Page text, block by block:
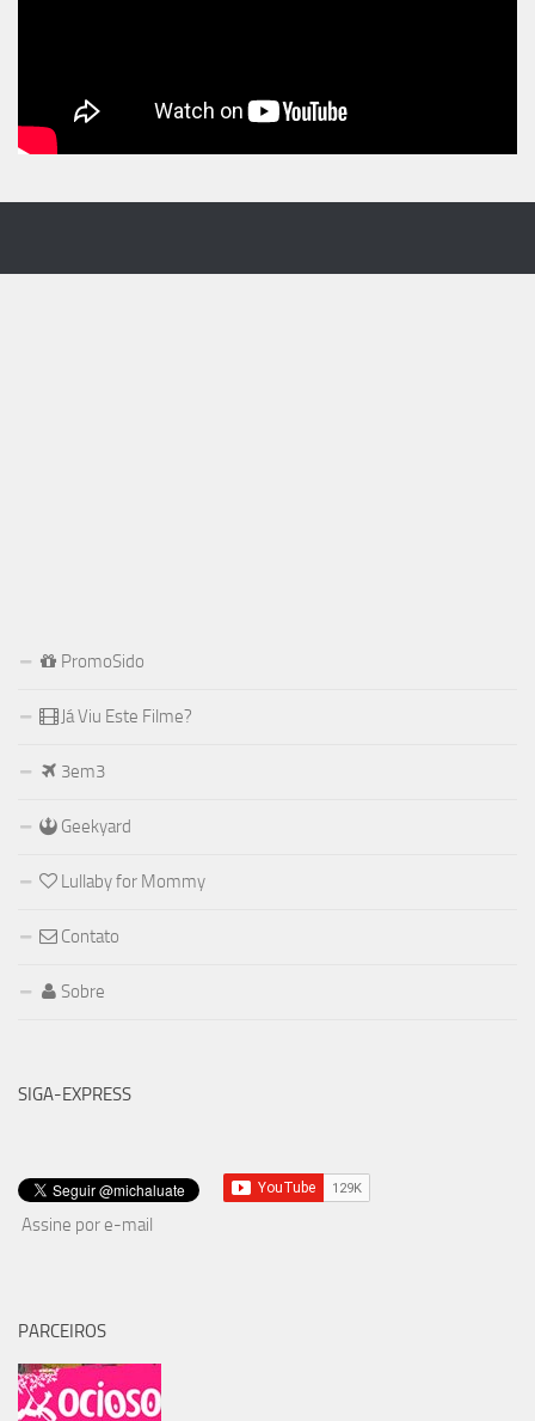
PromoSido
Já Viu Este Filme?
3em3
Geekyard
Lullaby for Mommy
Contato
Sobre
SIGA-EXPRESS
Assine por e-mail
PARCEIROS